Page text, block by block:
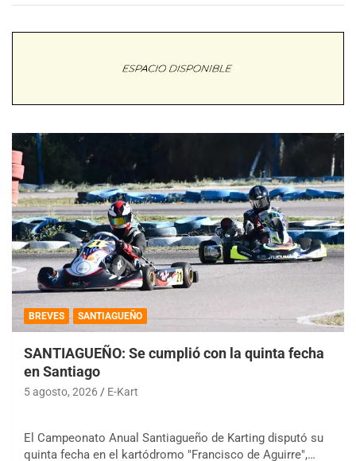
BREVES SANTIAGUEÑO
SANTIAGUEÑO: Se cumplió con la quinta fecha
en Santiago
5 agosto, 2026 E-Kart
El Campeonato Anual Santiagueño de Karting disputó su
quinta fecha en el kartódromo "Francisco de Aguirre",…